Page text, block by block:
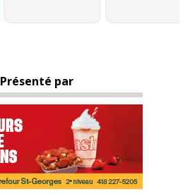
Présenté par